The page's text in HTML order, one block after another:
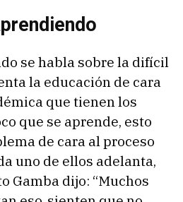
se habla sobre la difícil
la educación de cara
que tienen los
que se aprende, esto
de cara al proceso
uno de ellos adelanta,
Gamba dijo: “Muchos